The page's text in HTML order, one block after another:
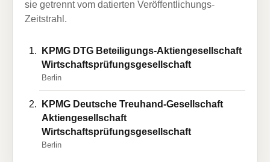
sie getrennt vom datierten Veröffentlichungs-
Zeitstrahl.
KPMG DTG Beteiligungs-Aktiengesellschaft
Wirtschaftsprüfungsgesellschaft
Berlin
KPMG Deutsche Treuhand-Gesellschaft
Aktiengesellschaft
Wirtschaftsprüfungsgesellschaft
Berlin